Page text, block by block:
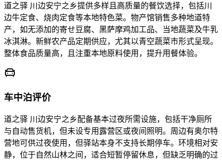
道之驿 川边安宁之乡提供多样且高质量的餐饮选择，包括川
边牛定食、烧肉定食等本地特色菜。物产馆销售多种地道特
产，如无添加的寄せ豆腐、黑萨摩鸡加工品、当地蔬菜及牛乳
冰淇淋。新鲜农产品定期供应，尤其以青空蔬菜市形式呈现。
整体食品质量高，且注重本地原料使用，提升用餐体验。
车中泊评价
道之驿 川边安宁之乡配备基本过夜所需设施，包括干净厕所
与自动售货机，但未设专用露营区或夜间照明。周边有奥尔特
营地可供过夜使用，但驿站本身不支持长期停车。环境相对安
静，位于自然山林之间，适合短暂停留休息，但缺乏明确的过